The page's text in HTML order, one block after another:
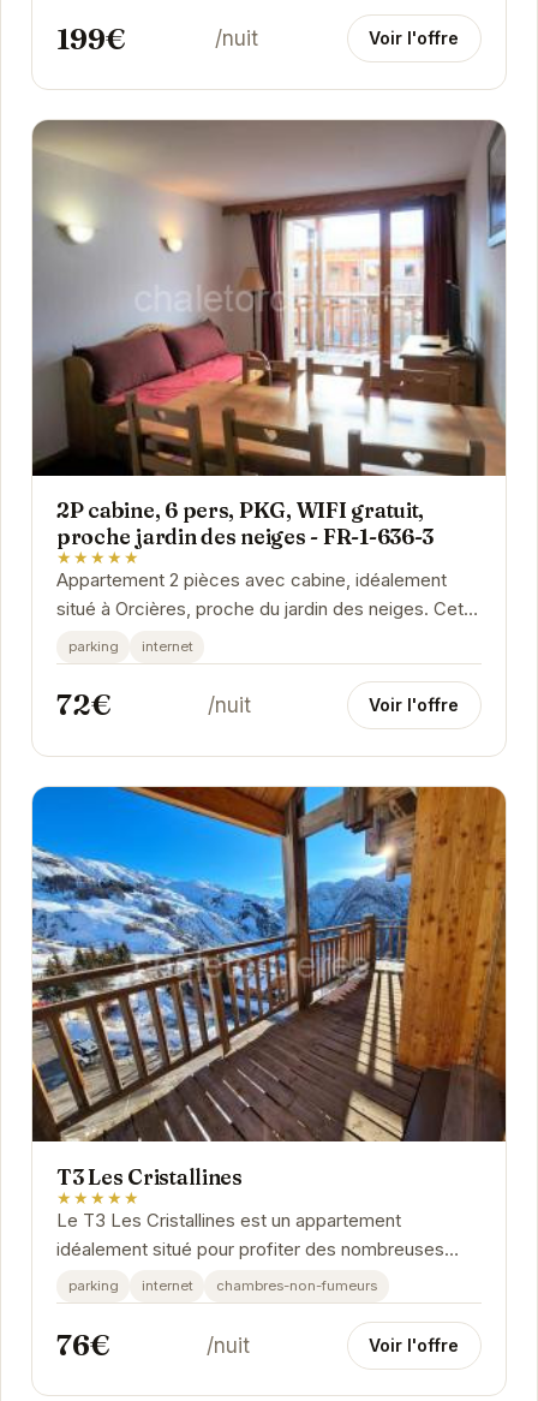
199€ /nuit Voir l'offre
2P cabine, 6 pers, PKG, WIFI gratuit,
proche jardin des neiges - FR-1-636-3
★★★★★
Appartement 2 pièces avec cabine, idéalement
situé à Orcières, proche du jardin des neiges. Cet
hébergement confortable peut accueillir...
parking internet
72€ /nuit Voir l'offre
T3 Les Cristallines
★★★★★
Le T3 Les Cristallines est un appartement
idéalement situé pour profiter des nombreuses
activités qu'offre Orcières. Avec son ambiance...
parking internet chambres-non-fumeurs
76€ /nuit Voir l'offre